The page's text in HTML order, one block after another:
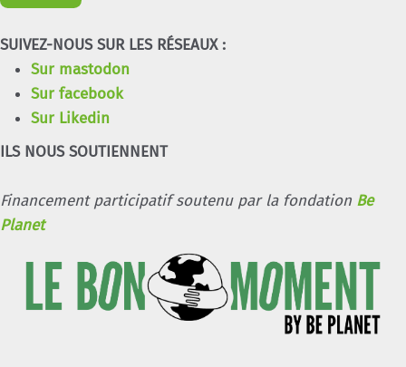
SUIVEZ-NOUS SUR LES RÉSEAUX :
Sur mastodon
Sur facebook
Sur Likedin
ILS NOUS SOUTIENNENT
Financement participatif soutenu par la fondation Be
Planet